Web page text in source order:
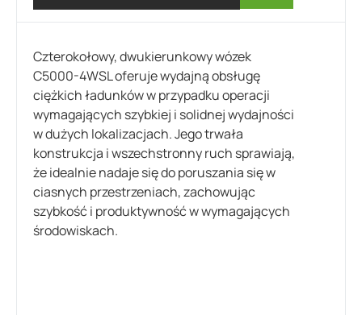
Czterokołowy, dwukierunkowy wózek
C5000-4WSL oferuje wydajną obsługę
ciężkich ładunków w przypadku operacji
wymagających szybkiej i solidnej wydajności
w dużych lokalizacjach. Jego trwała
konstrukcja i wszechstronny ruch sprawiają,
że idealnie nadaje się do poruszania się w
ciasnych przestrzeniach, zachowując
szybkość i produktywność w wymagających
środowiskach.